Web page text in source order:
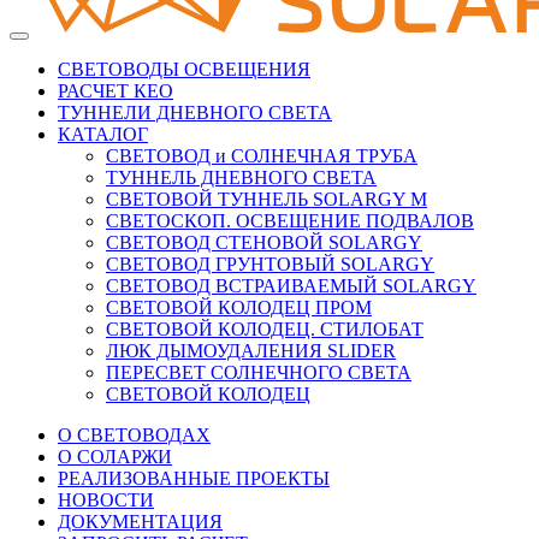
СВЕТОВОДЫ ОСВЕЩЕНИЯ
РАСЧЕТ КЕО
ТУННЕЛИ ДНЕВНОГО СВЕТА
КАТАЛОГ
СВЕТОВОД и СОЛНЕЧНАЯ ТРУБА
ТУННЕЛЬ ДНЕВНОГО СВЕТА
СВЕТОВОЙ ТУННЕЛЬ SOLARGY М
СВЕТОСКОП. ОСВЕЩЕНИЕ ПОДВАЛОВ
СВЕТОВОД СТЕНОВОЙ SOLARGY
СВЕТОВОД ГРУНТОВЫЙ SOLARGY
СВЕТОВОД ВСТРАИВАЕМЫЙ SOLARGY
СВЕТОВОЙ КОЛОДЕЦ ПРОМ
СВЕТОВОЙ КОЛОДЕЦ. СТИЛОБАТ
ЛЮК ДЫМОУДАЛЕНИЯ SLIDER
ПЕРЕСВЕТ СОЛНЕЧНОГО СВЕТА
СВЕТОВОЙ КОЛОДЕЦ
О СВЕТОВОДАХ
О СОЛАРЖИ
РЕАЛИЗОВАННЫЕ ПРОЕКТЫ
НОВОСТИ
ДОКУМЕНТАЦИЯ